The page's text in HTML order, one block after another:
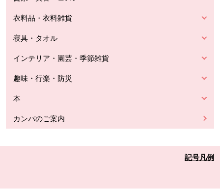
衣料品・衣料雑貨
寝具・タオル
インテリア・園芸・季節雑貨
趣味・行楽・防災
本
カンパのご案内
記号凡例